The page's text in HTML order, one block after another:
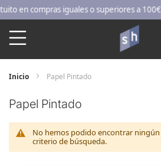
Ir
al
compras iguales o superiores a 100€
Inicio Papel Pintado
Papel Pintado
No hemos podido encontrar
criterio de búsqueda.